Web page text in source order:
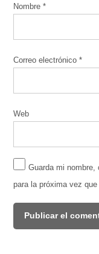
Nombre*
Correo electrónico*
Web
Guarda mi nombre,
para la próxima vez que